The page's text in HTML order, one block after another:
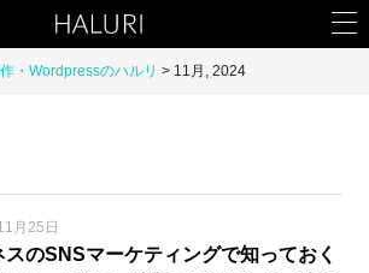
・Wordpressのハルリ 11月, 2024
月25日
スのSNSマーケティングで知っておく